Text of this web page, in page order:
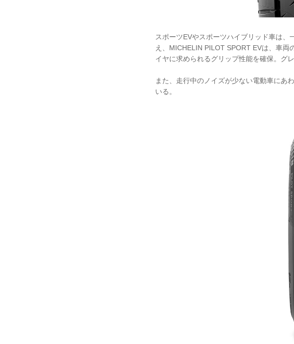
スポーツEVやスポーツハイブリッド車は
え、MICHELIN PILOT SPORT EVは、車
イヤに求められるグリップ性能を確保。グ
また、走行中のノイズが少ない電動車にあ
いる。